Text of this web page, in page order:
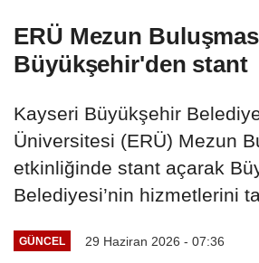
ERÜ Mezun
Büyükşehir'den stant
Kayseri Büyükşehir
Üniversitesi (ERÜ) Mezun
etkinliğinde stant açarak
Belediyesi’nin hizmetlerini
GÜNCEL 29 Haziran 2026 - 07:36